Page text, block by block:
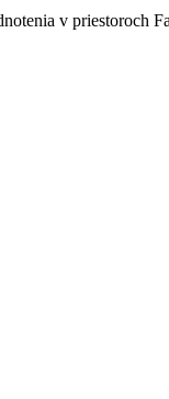
v priestoroch